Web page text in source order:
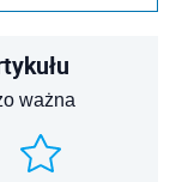
ważna